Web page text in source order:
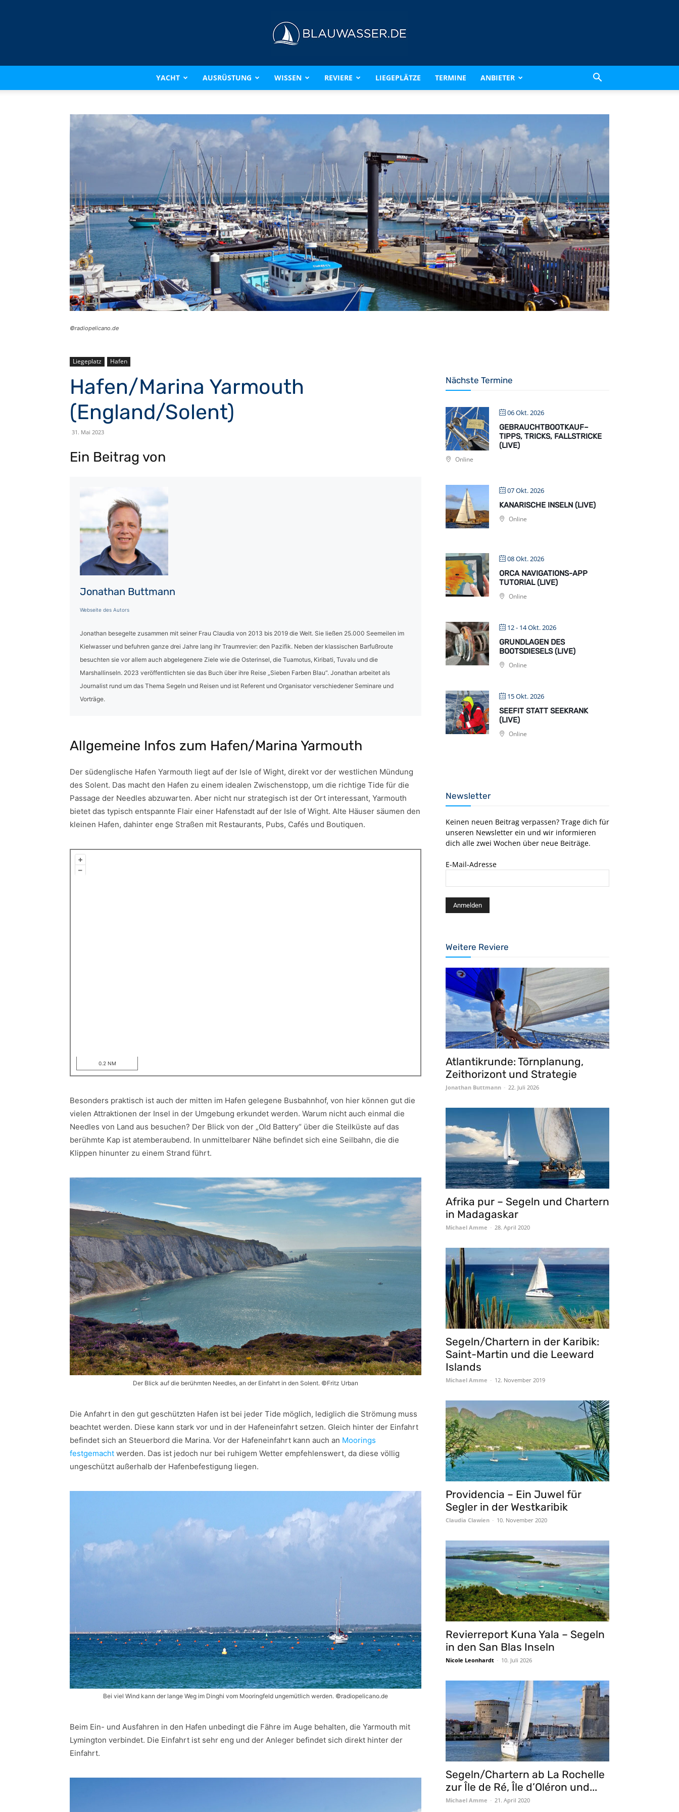
BLAUWASSER.DE
YACHT AUSRÜSTUNG WISSEN REVIERE LIEGEPLÄTZE TERMINE ANBIETER
©️radiopelicano.de
Liegeplatz Hafen
Hafen/Marina Yarmouth
(England/Solent)
31. Mai 2023
Ein Beitrag von
Jonathan Buttmann
Webseite des Autors
Jonathan besegelte zusammen mit seiner Frau Claudia von 2013 bis 2019 die Welt. Sie ließen 25.000 Seemeilen im
Kielwasser und befuhren ganze drei Jahre lang ihr Traumrevier: den Pazifik. Neben der klassischen Barfußroute
besuchten sie vor allem auch abgelegenere Ziele wie die Osterinsel, die Tuamotus, Kiribati, Tuvalu und die
Marshallinseln. 2023 veröffentlichten sie das Buch über ihre Reise „Sieben Farben Blau“. Jonathan arbeitet als
Journalist rund um das Thema Segeln und Reisen und ist Referent und Organisator verschiedener Seminare und
Vorträge.
Allgemeine Infos zum Hafen/Marina Yarmouth
Der südenglische Hafen Yarmouth liegt auf der Isle of Wight, direkt vor der westlichen Mündung
des Solent. Das macht den Hafen zu einem idealen Zwischenstopp, um die richtige Tide für die
Passage der Needles abzuwarten. Aber nicht nur strategisch ist der Ort interessant, Yarmouth
bietet das typisch entspannte Flair einer Hafenstadt auf der Isle of Wight. Alte Häuser säumen den
kleinen Hafen, dahinter enge Straßen mit Restaurants, Pubs, Cafés und Boutiquen.
+
–
0.2 NM
Besonders praktisch ist auch der mitten im Hafen gelegene Busbahnhof, von hier können gut die
vielen Attraktionen der Insel in der Umgebung erkundet werden. Warum nicht auch einmal die
Needles von Land aus besuchen? Der Blick von der „Old Battery“ über die Steilküste auf das
berühmte Kap ist atemberaubend. In unmittelbarer Nähe befindet sich eine Seilbahn, die die
Klippen hinunter zu einem Strand führt.
Der Blick auf die berühmten Needles, an der Einfahrt in den Solent. ©Fritz Urban
Die Anfahrt in den gut geschützten Hafen ist bei jeder Tide möglich, lediglich die Strömung muss
beachtet werden. Diese kann stark vor und in der Hafeneinfahrt setzen. Gleich hinter der Einfahrt
befindet sich an Steuerbord die Marina. Vor der Hafeneinfahrt kann auch an Moorings
festgemacht werden. Das ist jedoch nur bei ruhigem Wetter empfehlenswert, da diese völlig
ungeschützt außerhalb der Hafenbefestigung liegen.
Bei viel Wind kann der lange Weg im Dinghi vom Mooringfeld ungemütlich werden. ©radiopelicano.de
Beim Ein- und Ausfahren in den Hafen unbedingt die Fähre im Auge behalten, die Yarmouth mit
Lymington verbindet. Die Einfahrt ist sehr eng und der Anleger befindet sich direkt hinter der
Einfahrt.
Nächste Termine
06 Okt. 2026
GEBRAUCHTBOOTKAUF–
TIPPS, TRICKS, FALLSTRICKE
(LIVE)
Online
07 Okt. 2026
KANARISCHE INSELN (LIVE)
Online
08 Okt. 2026
ORCA NAVIGATIONS-APP
TUTORIAL (LIVE)
Online
12 - 14 Okt. 2026
GRUNDLAGEN DES
BOOTSDIESELS (LIVE)
Online
15 Okt. 2026
SEEFIT STATT SEEKRANK
(LIVE)
Online
Newsletter
Keinen neuen Beitrag verpassen? Trage dich für
unseren Newsletter ein und wir informieren
dich alle zwei Wochen über neue Beiträge.
E-Mail-Adresse
Weitere Reviere
Atlantikrunde: Törnplanung,
Zeithorizont und Strategie
Jonathan Buttmann - 22. Juli 2026
Afrika pur – Segeln und Chartern
in Madagaskar
Michael Amme - 28. April 2020
Segeln/Chartern in der Karibik:
Saint-Martin und die Leeward
Islands
Michael Amme - 12. November 2019
Providencia – Ein Juwel für
Segler in der Westkaribik
Claudia Clawien - 10. November 2020
Revierreport Kuna Yala – Segeln
in den San Blas Inseln
Nicole Leonhardt - 10. Juli 2026
Segeln/Chartern ab La Rochelle
zur Île de Ré, Île d’Oléron und...
Michael Amme - 21. April 2020